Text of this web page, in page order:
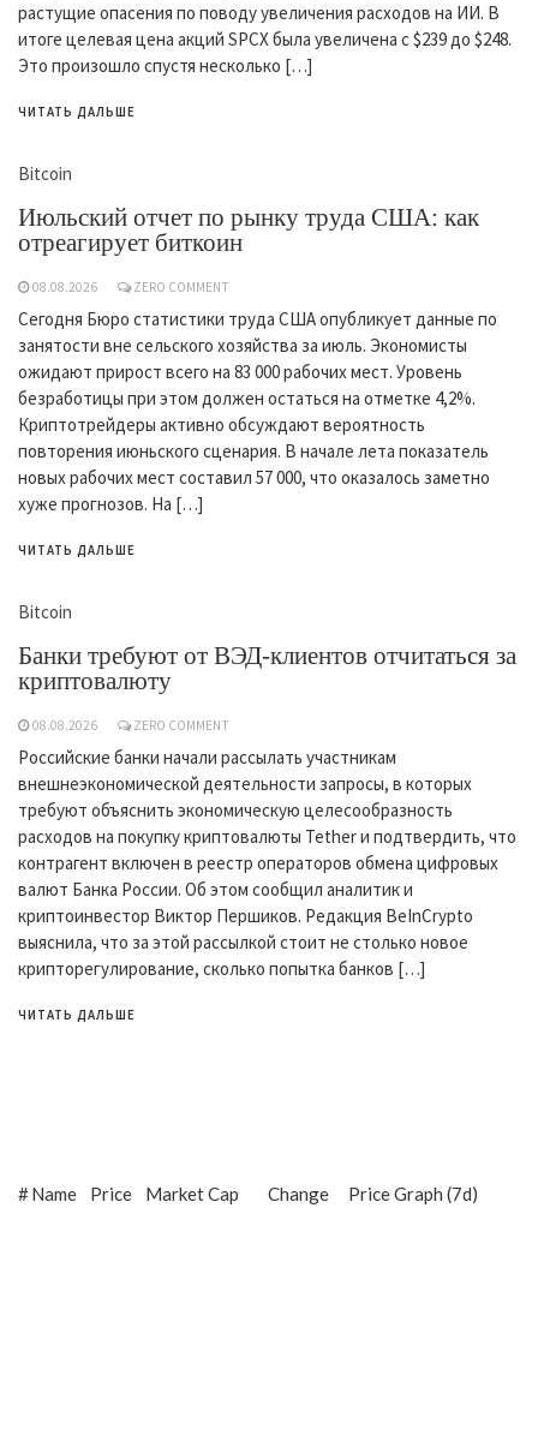
растущие опасения по поводу увеличения расходов на ИИ. В
итоге целевая цена акций SPCX была увеличена с $239 до $248.
Это произошло спустя несколько […]
ЧИТАТЬ ДАЛЬШЕ
Bitcoin
Июльский отчет по рынку труда США: как
отреагирует биткоин
08.08.2026 ZERO COMMENT
Сегодня Бюро статистики труда США опубликует данные по
занятости вне сельского хозяйства за июль. Экономисты
ожидают прирост всего на 83 000 рабочих мест. Уровень
безработицы при этом должен остаться на отметке 4,2%.
Криптотрейдеры активно обсуждают вероятность
повторения июньского сценария. В начале лета показатель
новых рабочих мест составил 57 000, что оказалось заметно
хуже прогнозов. На […]
ЧИТАТЬ ДАЛЬШЕ
Bitcoin
Банки требуют от ВЭД-клиентов отчитаться за
криптовалюту
08.08.2026 ZERO COMMENT
Российские банки начали рассылать участникам
внешнеэкономической деятельности запросы, в которых
требуют объяснить экономическую целесообразность
расходов на покупку криптовалюты Tether и подтвердить, что
контрагент включен в реестр операторов обмена цифровых
валют Банка России. Об этом сообщил аналитик и
криптоинвестор Виктор Першиков. Редакция BeInCrypto
выяснила, что за этой рассылкой стоит не столько новое
крипторегулирование, сколько попытка банков […]
ЧИТАТЬ ДАЛЬШЕ
#Name Price Market Cap Change Price Graph (7d)